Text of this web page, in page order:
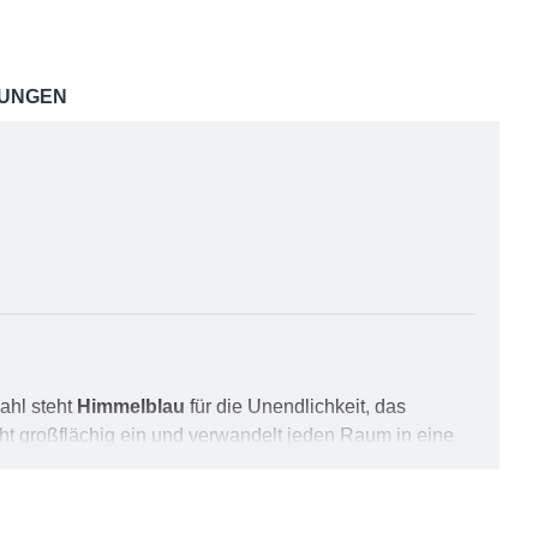
steht Himmelblau für die Unendlichkeit, das
großflächig ein und verwandelt jeden Raum in eine